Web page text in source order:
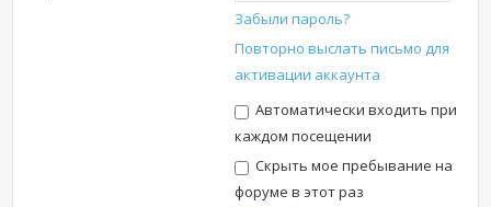
Забыли пароль?
Повторно выслать письмо для
активации аккаунта
Автоматически входить при
каждом посещении
Скрыть мое пребывание на
форуме в этот раз